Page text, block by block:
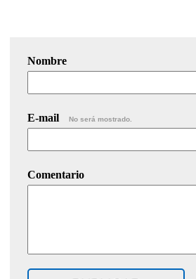
Nombre
E-mail No será mostrado.
Comentario